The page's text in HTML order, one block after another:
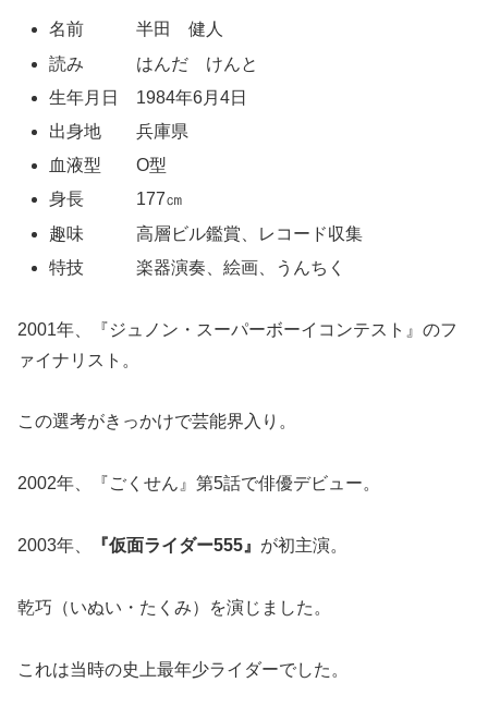
名前 半田 健人
読み はんだ けんと
生年月日 1984年6月4日
出身地 兵庫県
血液型 O型
身長 177㎝
趣味 高層ビル鑑賞、レコード収集
特技 楽器演奏、絵画、うんちく
2001年、『ジュノン・スーパーボーイコンテスト』のフ
ァイナリスト。
この選考がきっかけで芸能界入り。
2002年、『ごくせん』第5話で俳優デビュー。
2003年、 『仮面ライダー555』 が初主演。
乾巧（いぬい・たくみ）を演じました。
これは当時の史上最年少ライダーでした。